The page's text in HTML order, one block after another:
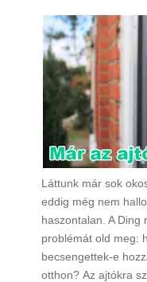
Láttunk már sok
eddig még nem
haszontalan. A Ding
problémát old meg:
becsengettek-e
otthon? Az ajtókra